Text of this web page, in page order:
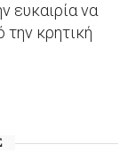
ευκαιρία να
κρητική